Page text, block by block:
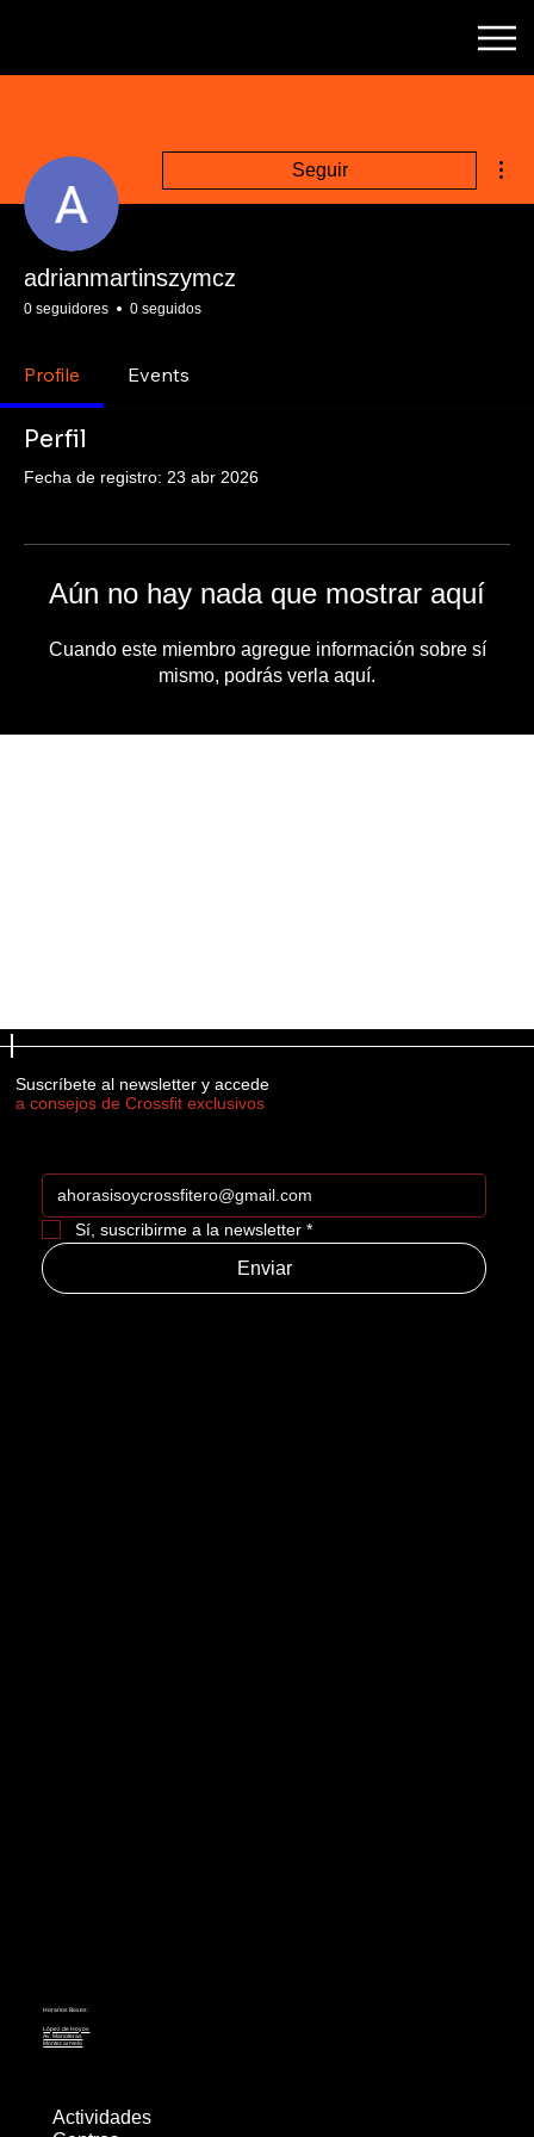
Seguir
adrianmartinszymcz
0 seguidores 0 seguidos
Profile Events
Perfil
Fecha de registro: 23 abr 2026
Aún no hay nada que mostrar aquí
Cuando este miembro agregue información sobre sí
mismo, podrás verla aquí.
Suscríbete al newsletter y accede
a consejos de Crossfit exclusivos
Sí, suscribirme a la newsletter *
Enviar
Horarios Boxes:
López de Hoyos
Av. Manoteras
Montecarmelo
Actividades